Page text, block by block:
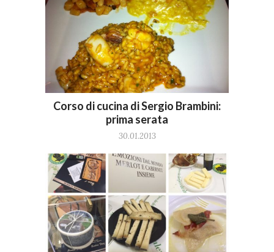
Corso di cucina di Sergio Brambini:
prima serata
30.01.2013